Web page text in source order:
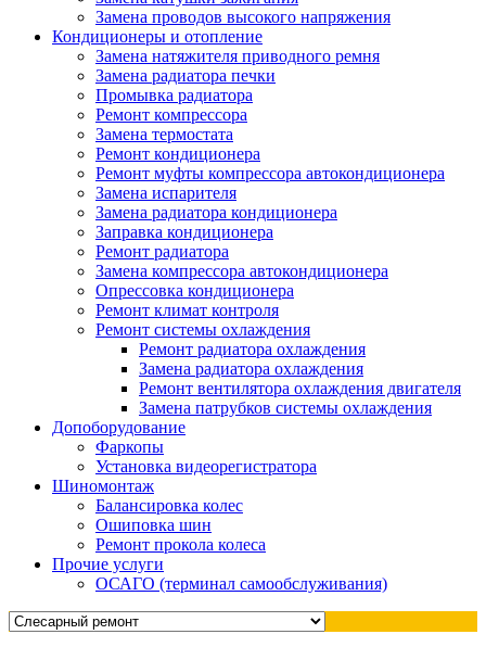
Замена проводов высокого напряжения
Кондиционеры и отопление
Замена натяжителя приводного ремня
Замена радиатора печки
Промывка радиатора
Ремонт компрессора
Замена термостата
Ремонт кондиционера
Ремонт муфты компрессора автокондиционера
Замена испарителя
Замена радиатора кондиционера
Заправка кондиционера
Ремонт радиатора
Замена компрессора автокондиционера
Опрессовка кондиционера
Ремонт климат контроля
Ремонт системы охлаждения
Ремонт радиатора охлаждения
Замена радиатора охлаждения
Ремонт вентилятора охлаждения двигателя
Замена патрубков системы охлаждения
Допоборудование
Фаркопы
Установка видеорегистратора
Шиномонтаж
Балансировка колес
Ошиповка шин
Ремонт прокола колеса
Прочие услуги
ОСАГО (терминал самообслуживания)